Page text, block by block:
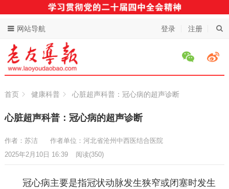
登录 注册
网站导航
首页 健康科普 心脏超声科普：冠心病的超声诊断
心脏超声科普：冠心病的超声诊断
作者：苏洁
作者单位：河北省沧州中西医结合医院
2025年2月10日 16:39
阅读(350)
冠心病主要是指冠状动脉发生狭窄或闭塞时发生